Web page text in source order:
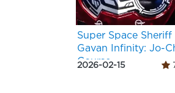
Super Space Sheriff
Gavan Infinity: Jo-
Course
2026-02-15